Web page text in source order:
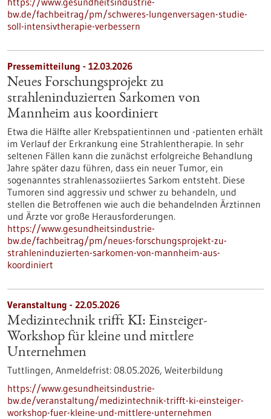
bw.de/fachbeitrag/pm/schweres-lungenversagen-studie-
soll-intensivtherapie-verbessern
Pressemitteilung - 12.03.2026
Neues Forschungsprojekt zu
strahleninduzierten Sarkomen von
Mannheim aus koordiniert
Etwa die Hälfte aller Krebspatientinnen und -patienten erhält
im Verlauf der Erkrankung eine Strahlentherapie. In sehr
seltenen Fällen kann die zunächst erfolgreiche Behandlung
Jahre später dazu führen, dass ein neuer Tumor, ein
sogenanntes strahlenassoziiertes Sarkom entsteht. Diese
Tumoren sind aggressiv und schwer zu behandeln, und
stellen die Betroffenen wie auch die behandelnden Ärztinnen
und Ärzte vor große Herausforderungen.
https://www.gesundheitsindustrie-
bw.de/fachbeitrag/pm/neues-forschungsprojekt-zu-
strahleninduzierten-sarkomen-von-mannheim-aus-
koordiniert
Veranstaltung - 22.05.2026
Medizintechnik trifft KI: Einsteiger-
Workshop für kleine und mittlere
Unternehmen
Tuttlingen, Anmeldefrist: 08.05.2026, Weiterbildung
https://www.gesundheitsindustrie-
bw.de/veranstaltung/medizintechnik-trifft-ki-einsteiger-
workshop-fuer-kleine-und-mittlere-unternehmen